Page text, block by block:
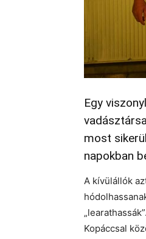
Egy
most
napokban
A kívülállók
Kopáccsal